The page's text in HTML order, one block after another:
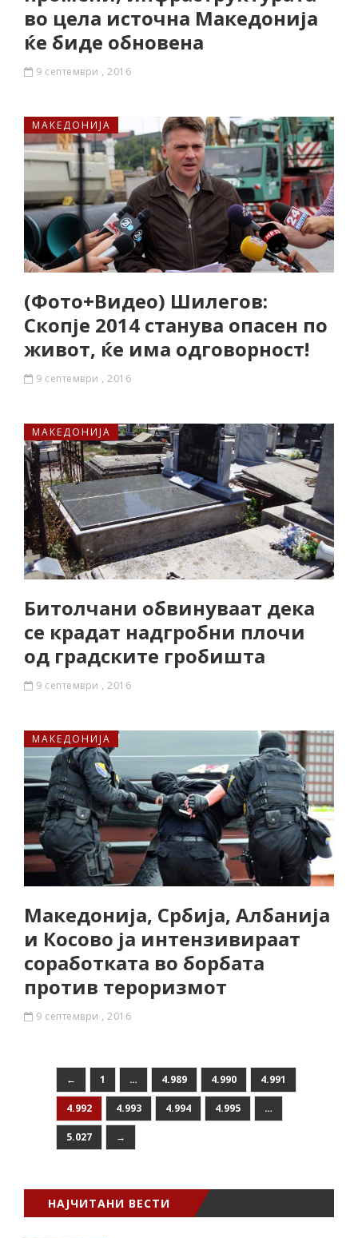
во цела источна Македонија
ќе биде обновена
9 септември , 2016
МАКЕДОНИЈА
(Фото+Видео) Шилегов:
Скопје 2014 станува опасен по
живот, ќе има одговорност!
9 септември , 2016
МАКЕДОНИЈА
Битолчани обвинуваат дека
се крадат надгробни плочи
од градските гробишта
9 септември , 2016
МАКЕДОНИЈА
Македонија, Србија, Албанија
и Косово ја интензивираат
соработката во борбата
против тероризмот
9 септември , 2016
← 1 … 4.989 4.990 4.991
4.992 4.993 4.994 4.995 …
5.027 →
НАЈЧИТАНИ ВЕСТИ